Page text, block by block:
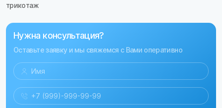
трикотаж
Нужна консультация?
Оставьте заявку и мы свяжемся с Вами оперативно